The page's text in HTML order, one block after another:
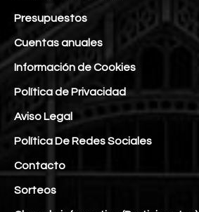
Presupuestos
Cuentas anuales
Información de Cookies
Política de Privacidad
Aviso Legal
Política De Redes Sociales
Contacto
Sorteos